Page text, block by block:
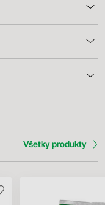
Všetky produkty